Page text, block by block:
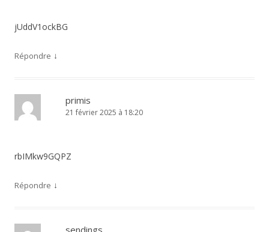
jUddV1ockBG
Répondre ↓
primis
21 février 2025 à 18:20
rbIMkw9GQPZ
Répondre ↓